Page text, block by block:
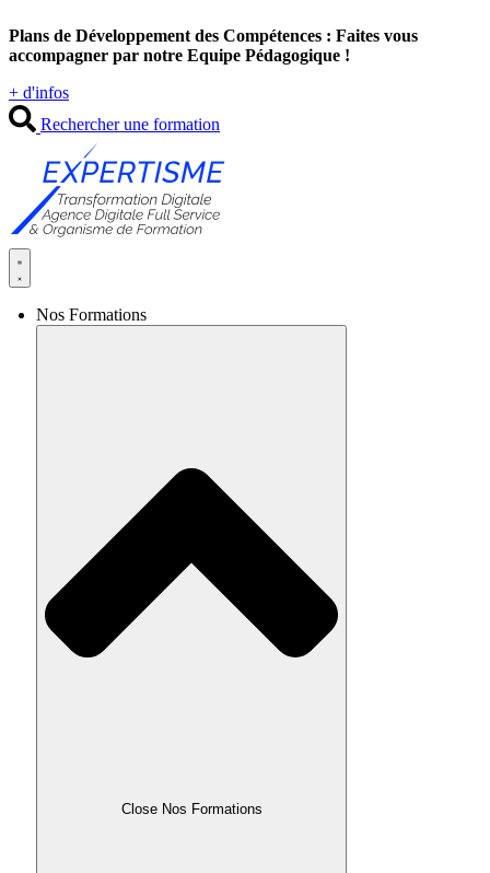
au
contenu
Plans de Développement des Compétences : Faites vous
accompagner par notre Equipe Pédagogique !
+ d'infos
Rechercher une formation
Nos Formations
Close Nos Formations